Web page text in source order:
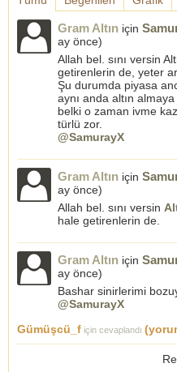
Gram Altın için
ay önce)
Allah bel. sını versin
getirenlerin de, yeter
Şu durumda piyasa
aynı anda altın
belki o zaman ivme
türlü zor.
@SamurayX
Gram Altın için
ay önce)
Allah bel. sını versin
hale getirenlerin de.
Gram Altın için
ay önce)
Bashar sinirlerimi
@SamurayX
Gümüşcü_f için cevaplandı